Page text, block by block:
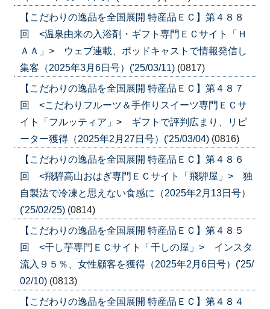
【こだわりの逸品を全国展開 特産品ＥＣ】第４８８
回 <温泉由来の入浴剤・ギフト専門ＥＣサイト「Ｈ
ＡＡ」> ウェブ連載、ポッドキャストで情報発信し
集客（2025年3月6日号）('25/03/11) (0817)
【こだわりの逸品を全国展開 特産品ＥＣ】第４８７
回 <こだわりフルーツ＆手作りスイーツ専門ＥＣサ
イト「フルッティア」> ギフトで評判広まり、リピ
ーター獲得（2025年2月27日号）('25/03/04) (0816)
【こだわりの逸品を全国展開 特産品ＥＣ】第４８６
回 <飛騨高山おはぎ専門ＥＣサイト「飛騨屋」> 独
自製法で冷凍と思えない食感に（2025年2月13日号）
('25/02/25) (0814)
【こだわりの逸品を全国展開 特産品ＥＣ】第４８５
回 <干し芋専門ＥＣサイト「干しの屋」> インスタ
流入９５％、女性顧客を獲得（2025年2月6日号）('25/
02/10) (0813)
【こだわりの逸品を全国展開 特産品ＥＣ】第４８４